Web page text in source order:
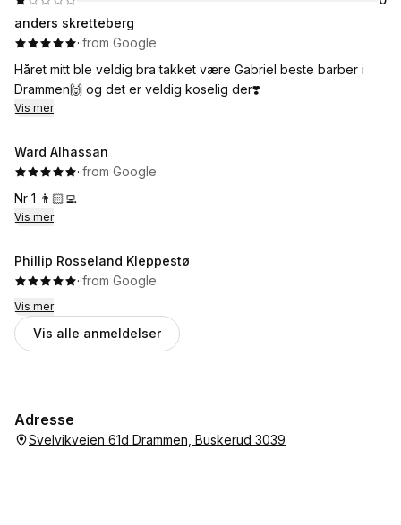
anders skretteberg
··from Google
Håret mitt ble veldig bra takket være Gabriel beste barber i
Drammen🙌 og det er veldig koselig der❣️
Vis mer
Ward Alhassan
··from Google
Nr 1 👨🏻‍💻
Vis mer
Phillip Rosseland Kleppestø
··from Google
Vis mer
Vis alle anmeldelser
Adresse
Svelvikveien 61d Drammen, Buskerud 3039